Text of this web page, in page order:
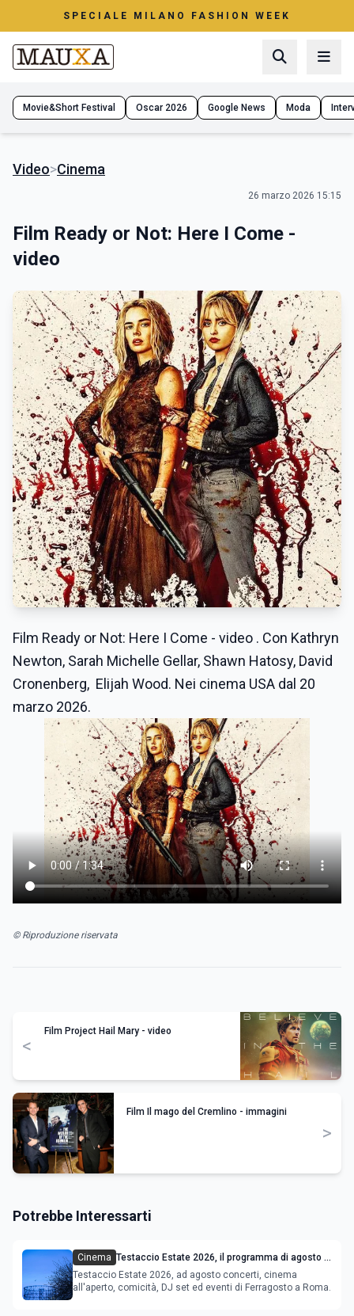
SPECIALE MILANO FASHION WEEK
Movie&Short Festival Oscar 2026 Google News Moda
Video>Cinema
26 marzo 2026 15:15
Film Ready or Not: Here I Come -
video
Film Ready or Not: Here I Come - video . Con Kathryn
Newton, Sarah Michelle Gellar, Shawn Hatosy, David
Cronenberg, Elijah Wood. Nei cinema USA dal 20
marzo 2026.
© Riproduzione riservata
<
Film Project Hail Mary - video
Film Il mago del Cremlino - immagini
>
Potrebbe Interessarti
Cinema Testaccio Estate 2026, il programma di agosto e
Ferragosto
Testaccio Estate 2026, ad agosto concerti, cinema
all'aperto, comicità, DJ set ed eventi di Ferragosto a Roma.